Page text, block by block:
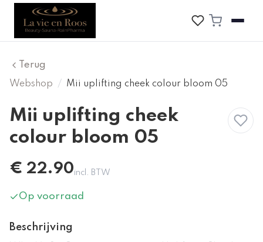
Terug
Webshop
/ Mii uplifting cheek colour bloom 05
Mii uplifting cheek
colour bloom 05
€ 22.90incl. BTW
Op voorraad
Beschrijving